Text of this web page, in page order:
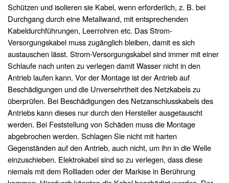
Schützen und isolieren sie Kabel, wenn erforderlich, z. B. bei
Durchgang durch eine Metallwand, mit entsprechenden
Kabeldurchführungen, Leerrohren etc. Das Strom-
Versorgungskabel muss zugänglich bleiben, damit es sich
austauschen lässt. Strom-Versorgungskabel sind immer mit einer
Schlaufe nach unten zu verlegen damit Wasser nicht in den
Antrieb laufen kann. Vor der Montage ist der Antrieb auf
Beschädigungen und die Unversehrtheit des Netzkabels zu
überprüfen. Bei Beschädigungen des Netzanschlusskabels des
Antriebs kann dieses nur durch den Hersteller ausgetauscht
werden. Bei Feststellung von Schäden muss die Montage
abgebrochen werden. Schlagen Sie nicht mit harten
Gegenständen auf den Antrieb, auch nicht, um ihn in die Welle
einzuschieben. Elektrokabel sind so zu verlegen, dass diese
niemals mit dem Rollladen oder der Markise in Berührung